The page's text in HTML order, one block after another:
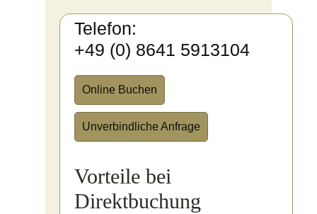
Telefon:
+49 (0) 8641 5913104
Online Buchen
Unverbindliche Anfrage
Vorteile bei
Direktbuchung